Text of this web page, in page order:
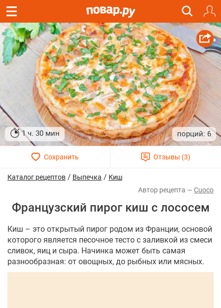
1 ч. 30 мин 6
Каталог рецептов / Выпечка / Киш
Cuoco
Французский пирог киш с лососем
Киш – это открытый пирог родом из Франции, основой
которого является песочное тесто с заливкой из смеси
сливок, яиц и сыра. Начинка может быть самая
разнообразная: от овощных, до рыбных или мясных.